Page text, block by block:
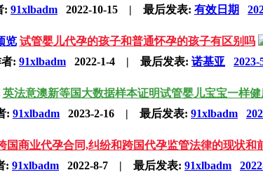
: 91xlbadm 2022-10-15 | 最后发表: 有效日期
览 试管婴儿代孕的孩子和普通怀孕的孩子有区别吗
: 91xlbadm 2022-1-4 | 最后发表: 诺基亚 2023-
英法意澳新等国大数据样本证明试管婴儿宝宝一样健
: 91xlbadm 2023-2-16 | 最后发表: 91xlbadm
国商业代孕合同,纠纷和跨国代孕监管法律的现状和
: 91xlbadm 2022-8-7 | 最后发表: 91xlbadm